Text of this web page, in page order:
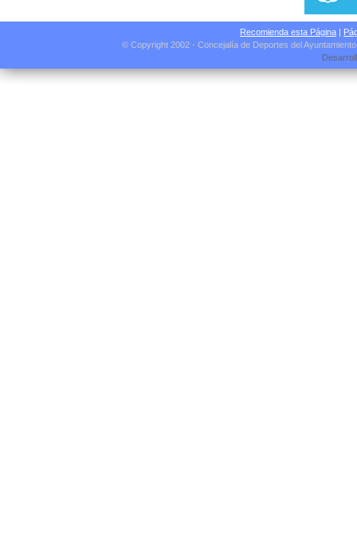
Recomienda esta Página |
© Copyright 2002 - Concejalía de Deportes del